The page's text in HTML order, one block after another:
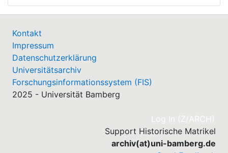
Kontakt
Impressum
Datenschutzerklärung
Universitätsarchiv
Forschungsinformationssystem (FIS)
2025 - Universität Bamberg
Log In (Z/ARCH)
Support Historische Matrikel
archiv(at)uni-bamberg.de